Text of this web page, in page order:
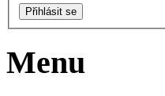
Menu